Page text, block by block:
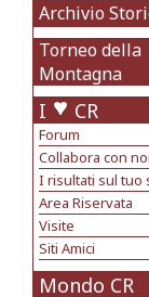
Archivio
Torneo della
Montagna
I CR
Forum
Collabora con noi
I risultati sul tuo
Area Riservata
Visite
Siti Amici
Mondo CR